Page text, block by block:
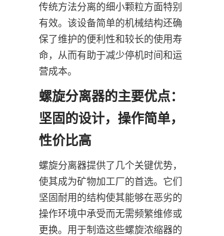
传统方法分离的细小颗粒方面特别
有效。该设备简单的机械结构还确
保了维护的便利性和较长的使用寿
命，从而有助于减少停机时间和运
营成本。
螺旋分离器的主要优点：
坚固的设计，操作简单，
性价比高
螺旋分离器提供了几个关键优势，
使其成为矿物加工厂的首选。它们
坚固耐用的结构使其能够在恶劣的
操作环境中承受而无需频繁维修或
更换。用于制造这些螺旋浓缩器的